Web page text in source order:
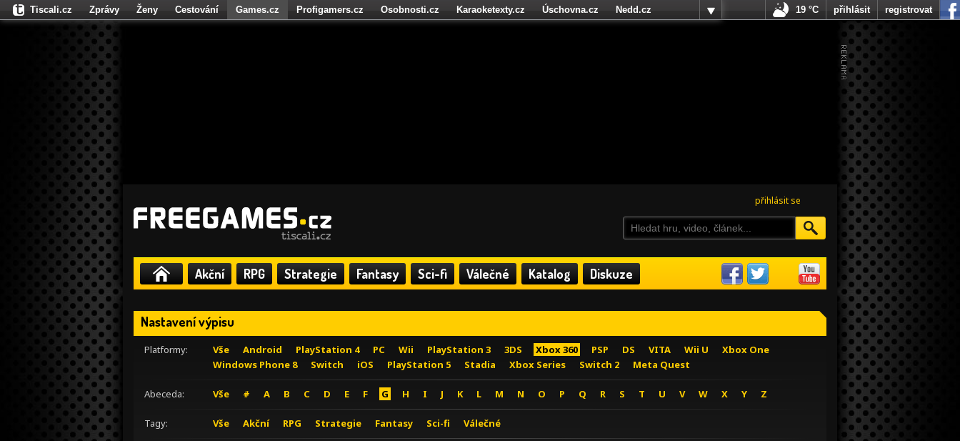
přihlásit se
Akční RPG Strategie Fantasy Sci-fi Válečné Katalog Diskuze
Nastavení výpisu
Platformy: Vše Android PlayStation 4 PC Wii PlayStation 3 3DS Xbox 360 PSP DS VITA Wii U
Xbox One
Windows Phone 8
Switch iOS PlayStation 5 Stadia Xbox Series Switch 2 Meta Quest
Abeceda: Vše # A B C D E F G H I J K L M N O P Q R S T U V W X Y Z
Tagy: Vše Akční RPG Strategie Fantasy Sci-fi Válečné
Tiscali.cz Zprávy Ženy Cestování Games.cz Profigamers.cz Osobnosti.cz Karaoketexty.cz Úschovna.cz
Nedd.cz
Fights.cz
19 °C přihlásit registrovat